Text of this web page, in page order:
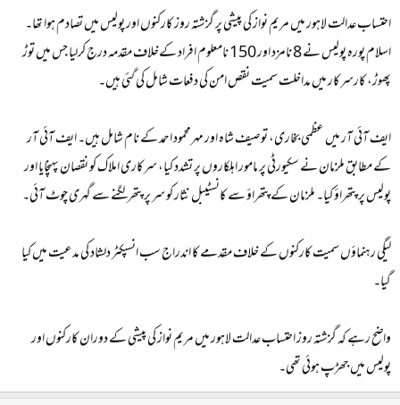
احتساب عدالت لاہور میں مریم نواز کی پیشی پر گزشتہ روز کارکنوں اور پولیس میں تصادم ہوا تھا۔
اسلام پورہ پولیس نے 8 نامزد اور 150 نامعلوم افراد کےخلاف مقدمہ درج کرلیا جس میں توڑ
پھوڑ، کارسرکار میں مداخلت سمیت نقص امن کی دفعات شامل کی گئی ہیں۔
ایف آئی آر میں عظمی بخاری، توصیف شاہ اور مہرمحمود احمد کے نام شامل ہیں۔ ایف آئی آر
کے مطابق ملزمان نے سکیورٹی پر مامور اہلکاروں پر تشدد کیا، سرکاری املاک کو نقصان پہنچایا اور
پولیس پر پتھراؤ کیا۔ ملزمان کے پتھراؤ سے کانسٹیبل نثار کو سر پر پتھرلگنے سے گہری چوٹ آئی۔
لیگی رہنماؤں سمیت کارکنوں کے خلاف مقدمے کا اندراج سب انسپکٹر دلشاد کی مدعیت میں کیا
گیا۔
واضح رہے کہ گزشتہ روز احتساب عدالت لاہور میں مریم نواز کی پیشی کے دوران کارکنوں اور
پولیس میں جھڑپ ہوئی تھی۔